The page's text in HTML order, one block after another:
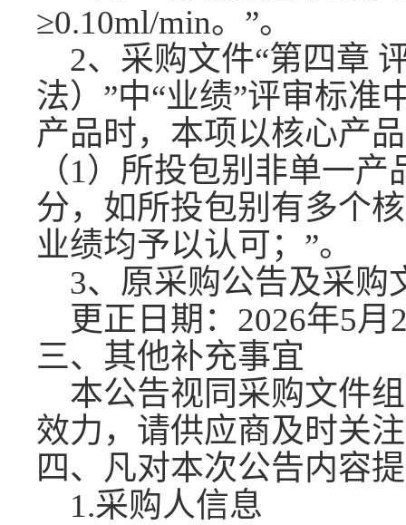
≥0.10ml/min。”。
2、采购文件“第四章
法）”中“业绩”评审标准
产品时，本项以核心产
（1）所投包别非单一
分，如所投包别有多个
业绩均予以认可；”。
3、原采购公告及采购
更正日期： 2026年5月
三、其他补充事宜
本公告视同采购文件
效力，请供应商及时关
四、凡对本次公告内容
1.采购人信息